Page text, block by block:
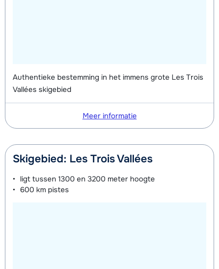
Authentieke bestemming in het immens grote Les Trois
Vallées skigebied
Meer informatie
Skigebied: Les Trois Vallées
ligt tussen 1300 en 3200 meter hoogte
600 km pistes